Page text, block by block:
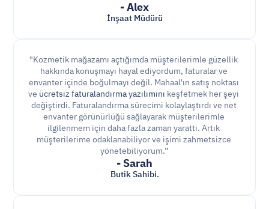
- Alex
İnşaat Müdürü
"Kozmetik mağazamı açtığımda müşterilerimle güzellik
hakkında konuşmayı hayal ediyordum, faturalar ve
envanter içinde boğulmayı değil. Mahaal'ın satış noktası
ve ücretsiz faturalandırma yazılımını keşfetmek her şeyi
değiştirdi. Faturalandırma sürecimi kolaylaştırdı ve net
envanter görünürlüğü sağlayarak müşterilerimle
ilgilenmem için daha fazla zaman yarattı. Artık
müşterilerime odaklanabiliyor ve işimi zahmetsizce
yönetebiliyorum.”
- Sarah
Butik Sahibi.